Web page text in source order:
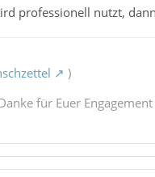
professionell nutzt,
)
für Euer